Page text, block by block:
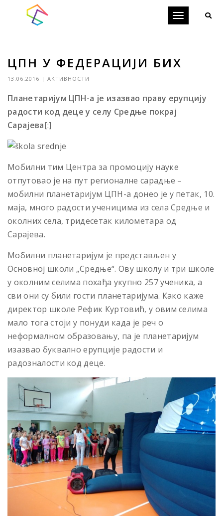
Toggle
ЦПН У ФЕДЕРАЦИЈИ БИХ
13.06.2016 | АКТИВНОСТИ
Планетаријум ЦПН-а је изазвао праву ерупцију
радости код деце у селу Средње покрај
Сарајева[:]
Мобилни тим Центра за промоцију науке
отпутовао је на пут регионалне сарадње –
мобилни планетаријум ЦПН-а донео је у петак, 10.
маја, много радости ученицима из села Средње и
околних села, тридесетак километара од
Сарајева.
Мобилни планетаријум је представљен у
Основној школи „Средње“. Ову школу и три школе
у околним селима похађа укупно 257 ученика, а
сви они су били гости планетаријума. Како каже
директор школе Рефик Куртовић, у овим селима
мало тога стоји у понуди када је реч о
неформалном образовању, па је планетаријум
изазвао буквално ерупције радости и
радозналости код деце.